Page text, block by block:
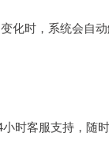
化时，系统会自
时客服支持，随